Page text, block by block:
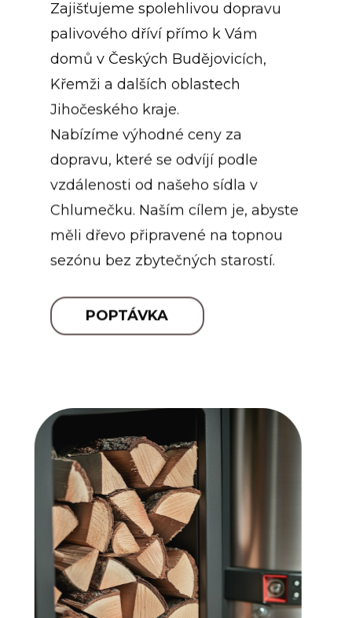
palivového dříví přímo k Vám
domů v Českých Budějovicích,
Křemži a dalších oblastech
Nabízíme výhodné ceny za
dopravu, které se odvíjí podle
vzdálenosti od našeho sídla v
měli dřevo připravené na topnou
sezónu bez zbytečných starostí.
POPTÁVKA